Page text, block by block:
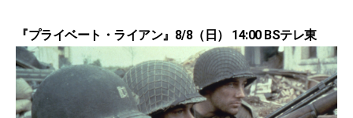
『プライベート・ライアン』8/8（日） 14:00 BSテレ東